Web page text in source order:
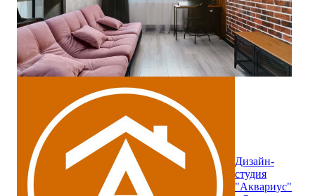
Дизайн-
студия
"Аквариус"